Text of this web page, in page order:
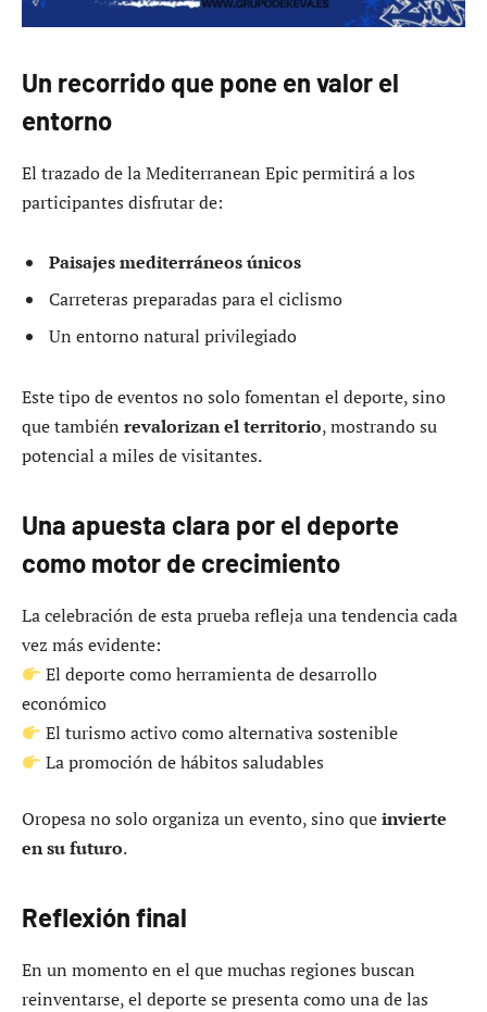
Un recorrido que pone en valor el
entorno
El trazado de la Mediterranean Epic permitirá a los
participantes disfrutar de:
Paisajes mediterráneos únicos
Carreteras preparadas para el ciclismo
Un entorno natural privilegiado
Este tipo de eventos no solo fomentan el deporte, sino
que también revalorizan el territorio, mostrando su
potencial a miles de visitantes.
Una apuesta clara por el deporte
como motor de crecimiento
La celebración de esta prueba refleja una tendencia cada
vez más evidente:
El deporte como herramienta de desarrollo
económico
El turismo activo como alternativa sostenible
La promoción de hábitos saludables
Oropesa no solo organiza un evento, sino queinvierte
en su futuro.
Reflexión final
En un momento en el que muchas regiones buscan
reinventarse, el deporte se presenta como una de las